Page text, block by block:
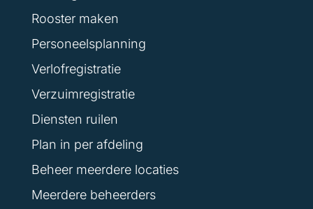
Rooster maken
Personeelsplanning
Verlofregistratie
Verzuimregistratie
Diensten ruilen
Plan in per afdeling
Beheer meerdere locaties
Meerdere beheerders